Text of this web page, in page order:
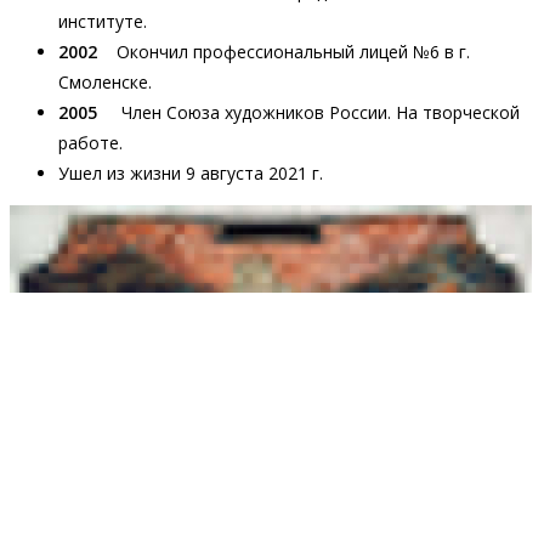
институте.
2002 Окончил профессиональный лицей №6 в г.
Смоленске.
2005 Член Союза художников России. На творческой
работе.
Ушел из жизни 9 августа 2021 г.